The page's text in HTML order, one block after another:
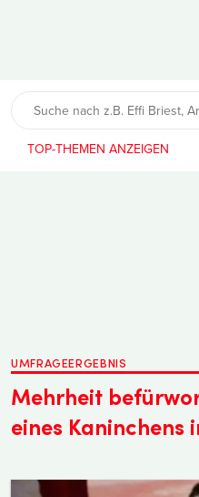
Lehrerfreund
TOP-THEMEN
UMFRAGEERGEBNIS
Mehrheit
eines Kaninchens